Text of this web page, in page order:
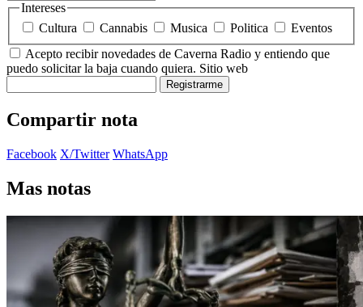
Intereses
Cultura
Cannabis Musica Politica
Eventos
Acepto recibir novedades de Caverna Radio y entiendo que
puedo solicitar la baja cuando quiera. Sitio web
Registrarme
Compartir nota
Facebook X/Twitter WhatsApp
Mas notas